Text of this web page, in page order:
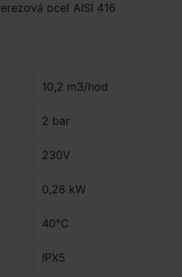
oceľ AISI 416
10,2 m3/hod
2 bar
230V
0,28 kW
40°C
IPX5